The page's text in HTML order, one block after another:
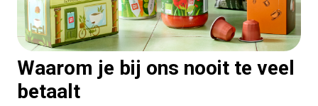
Waarom je bij ons nooit te veel
betaalt